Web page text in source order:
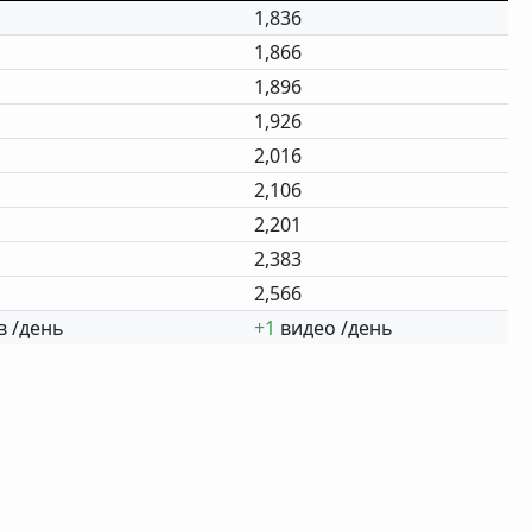
1,836
1,866
1,896
1,926
2,016
2,106
2,201
2,383
2,566
/день
+1 видео /день